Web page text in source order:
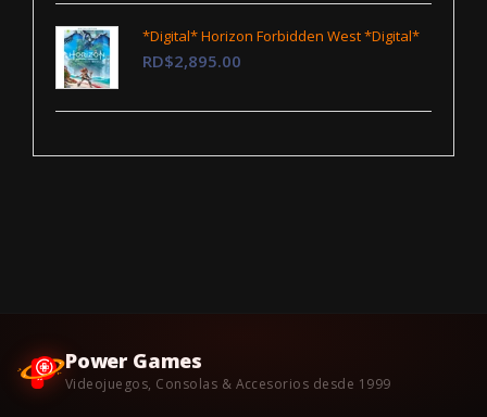
*Digital* Horizon Forbidden West *Digital*
RD$2,895.00
Power Games
Videojuegos, Consolas & Accesorios desde 1999